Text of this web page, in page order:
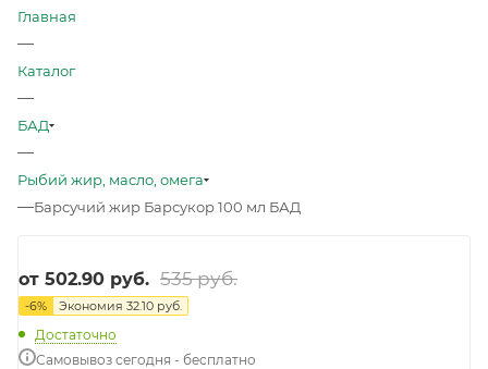
Главная
—
Каталог
—
БАД
—
Рыбий жир, масло, омега
—Барсучий жир Барсукор 100 мл БАД
от 502.90 руб. 535 руб.
-6% Экономия 32.10 руб.
Достаточно
Самовывоз сегодня - бесплатно